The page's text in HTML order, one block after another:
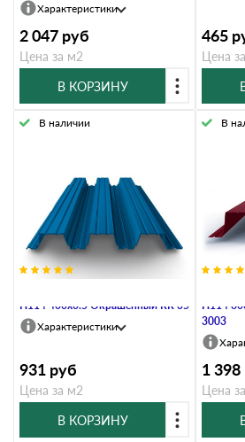
Характеристики
2 047 руб
Цена за м2
В КОРЗИНУ
465
Цена
Н114 400х0.5 Окрашенный RR 35
В наличии
Характеристики
931 руб
Цена за м2
В КОРЗИНУ
Н114
3003
В
1 398
Цена